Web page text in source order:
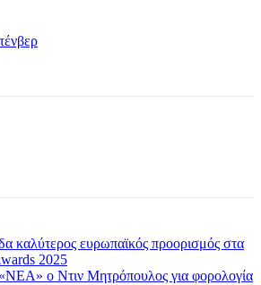
καλύτερος ευρωπαϊκός προορισμός στα
2025
«ΝΕΑ» ο Ντιν Μητρόπουλος για φορολογία